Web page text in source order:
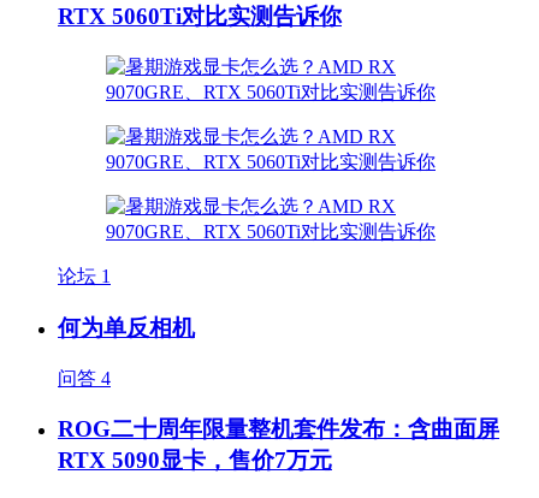
RTX 5060Ti对比实测告诉你
论坛 1
何为单反相机
问答 4
ROG二十周年限量整机套件发布：含曲面屏
RTX 5090显卡，售价7万元